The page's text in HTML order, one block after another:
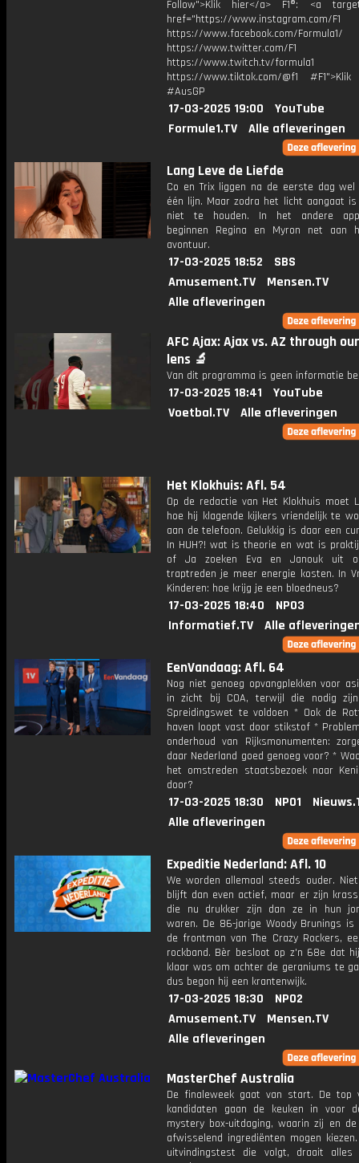
Follow">Klik hier</a> F1®: <a
href="https://www.instagram.com/F1
https://www.facebook.com/Formula1/
https://www.twitter.com/F1
https://www.twitch.tv/formula1
https://www.tiktok.com/@f1
#AusGP
17-03-2025 19:00
YouTube
Formule1.TV
Alle afleveringen
Lang Leve de Liefde
Co en Trix liggen na de eerste dag wel
één lijn. Maar zodra het licht aangaat is
niet te houden. In het andere
beginnen Regina en Myron net aan
avontuur.
17-03-2025 18:52
SBS
Amusement.TV
Mensen.TV
Alle afleveringen
AFC Ajax: Ajax vs. AZ through
lens 🔬
Van dit programma is geen informatie
17-03-2025 18:41
YouTube
Voetbal.TV
Alle afleveringen
Het Klokhuis: Afl. 54
Op de redactie van Het Klokhuis moet
hoe hij klagende kijkers vriendelijk te
aan de telefoon. Gelukkig is daar een
In HUH?! wat is theorie en wat is
of Ja zoeken Eva en Janouk uit
traptreden je meer energie kosten. In
Kinderen: hoe krijg je een bloedneus?
17-03-2025 18:40
NPO3
Informatief.TV
Alle
EenVandaag: Afl. 64
Nog niet genoeg opvangplekken voor
in zicht bij COA, terwijl die nodig
Spreidingswet te voldoen * Ook de
haven loopt vast door stikstof *
onderhoud van Rijksmonumenten:
daar Nederland goed genoeg voor? *
het omstreden staatsbezoek naar
door?
17-03-2025 18:30 NPO1
Alle afleveringen
Expeditie Nederland: Afl. 10
We worden allemaal steeds ouder.
blijft dan even actief, maar er zijn
die nu drukker zijn dan ze in hun
waren. De 86-jarige Woody Brunings
de frontman van The Crazy Rockers,
rockband. Bèr besloot op z'n 68e dat
klaar was om achter de geraniums te
dus begon hij een krantenwijk.
17-03-2025 18:30
NPO2
Amusement.TV
Mensen.TV
Alle afleveringen
MasterChef Australia
De finaleweek gaat van start. De top
kandidaten gaan de keuken in voor
mystery box-uitdaging, waarin zij en
afwisselend ingrediënten mogen
uitvindingstest die volgt, draait